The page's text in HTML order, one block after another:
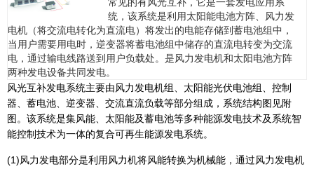
统，该系统是利用太阳能电池方阵、风力发
电机（将交流电转化为直流电）将发出的电能存储到蓄电池组中，
当用户需要用电时，逆变器将蓄电池组中储存的直流电转变为交流
电，通过输电线路送到用户负载处。是风力发电机和太阳电池方阵
两种发电设备共同发电。
风光互补发电系统主要由风力发电机组、太阳能光伏电池组、控制
器、蓄电池、逆变器、交流直流负载等部分组成，系统结构图见附
图。该系统是集风能、太阳能及蓄电池等多种能源发电技术及系统智
能控制技术为一体的复合可再生能源发电系统。
(1)风力发电部分是利用风力机将风能转换为机械能，通过风力发电机